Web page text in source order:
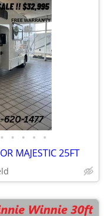
• • • • •
MAJESTIC 25FT